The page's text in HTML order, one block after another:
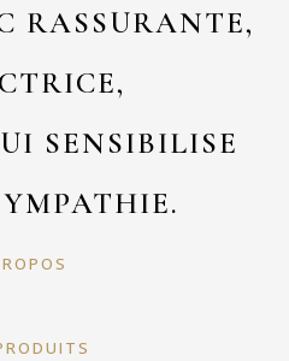
RASSURANTE,
SENSIBILISE